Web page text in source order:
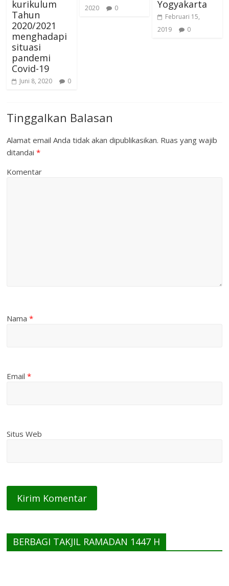
kurikulum
Tahun
2020/2021
menghadapi
situasi
pandemi
Covid-19
Juni 8, 2020 0
2020 0 Yogyakarta
Februari 15,
2019
0
Tinggalkan Balasan
Alamat email Anda tidak akan dipublikasikan. Ruas yang wajib
ditandai*
Komentar
Nama*
Email*
Situs Web
BERBAGI TAKJIL RAMADAN 1447 H